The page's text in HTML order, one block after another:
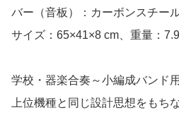
バー（音板）：カーボンスチー
サイズ：65×41×8 cm、重量：
学校・器楽合奏～小編成バンド
上位機種と同じ設計思想をもち